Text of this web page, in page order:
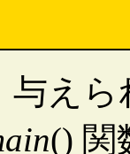
与え
() 関